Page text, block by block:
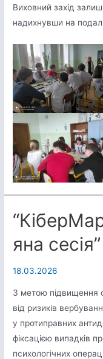
Виховний захід
надихнувши на
яна сесія”
18.03.2026
З метою підвищення
від ризиків
у протиправних
фіксацією випадків
психологічних